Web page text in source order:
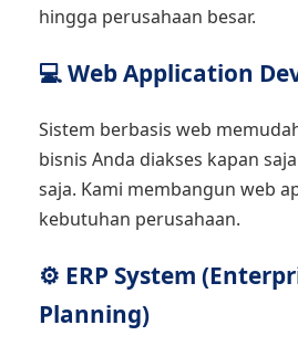
hingga perusahaan besar.
💻 Web Application
Sistem berbasis web
bisnis Anda diakses kapan
saja. Kami membangun web
kebutuhan perusahaan.
⚙️ ERP System
Planning)